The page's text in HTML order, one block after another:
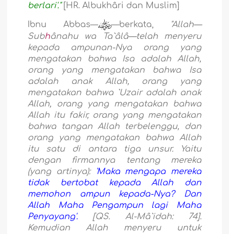
berlari'."[HR. Albukhâri dan Muslim]
Ibnu Abbas— —berkata,
"Allah—
Subhânahu wa Ta`âlâ—telah menyeru
kepada ampunan-Nya orang yang
mengatakan bahwa Isa adalah Allah,
orang yang mengatakan bahwa Isa
adalah anak Allah, orang yang
mengatakan bahwa `Uzair adalah anak
Allah, orang yang mengatakan bahwa
Allah itu fakir, orang yang mengatakan
bahwa tangan Allah terbelenggu, dan
orang yang mengatakan bahwa Allah
itu satu di antara tiga unsur. Yaitu
dengan firmannya tentang mereka
(yang artinya):
'Maka mengapa mereka
tidak bertobat kepada Allah dan
memohon ampun kepada-Nya? Dan
Allah Maha Pengampun lagi Maha
Penyayang'. [QS. Al-Mâ`idah: 74].
Kemudian Allah menyeru untuk